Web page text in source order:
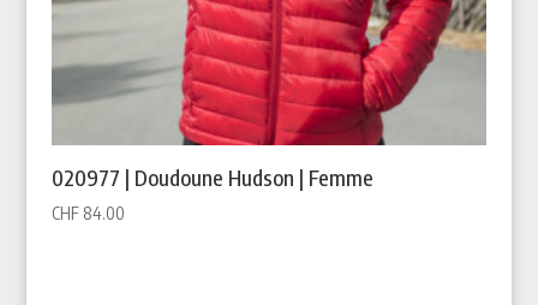
020977 | Doudoune Hudson | Femme
CHF84.00